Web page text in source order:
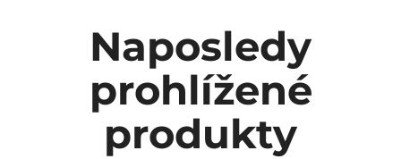
Naposledy
prohlížené
produkty